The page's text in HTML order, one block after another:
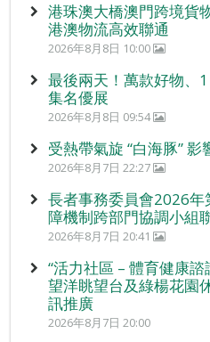
港珠澳大橋澳門跨境貨
港澳物流高效聯通
2026年8月8日 10:00
最後兩天！萬款好物、
集名優展
2026年8月8日 09:54
受熱帶氣旋 “白海豚”
2026年8月7日 22:27
長者事務委員會2026
障機制跨部門協調小組
2026年8月7日 20:41
“活力社區 – 體育健康
望洋眺望台及綠楊花園
訊推廣
2026年8月7日 20:00